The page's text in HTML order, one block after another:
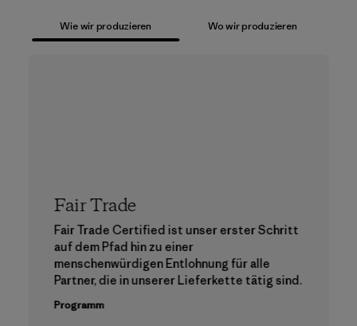
Wie wir produzieren Wo wir produzieren
Fair Trade
Fair Trade Certified ist unser erster Schritt
auf dem Pfad hin zu einer
menschenwürdigen Entlohnung für alle
Partner, die in unserer Lieferkette tätig sind.
Programm